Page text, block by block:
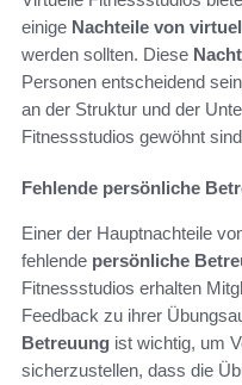
einige Nachteile von
werden sollten. Diese
Personen entscheidend
an der Struktur und der
Fitnessstudios gewöhnt
Fehlende persönliche
Einer der Hauptnachteile
fehlende persönliche
Fitnessstudios erhalten
Feedback zu ihrer
Betreuung ist wichtig, um
sicherzustellen, dass die